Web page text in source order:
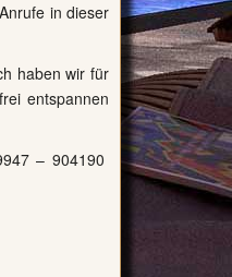
in dieser
haben wir für
entspannen
– 904190